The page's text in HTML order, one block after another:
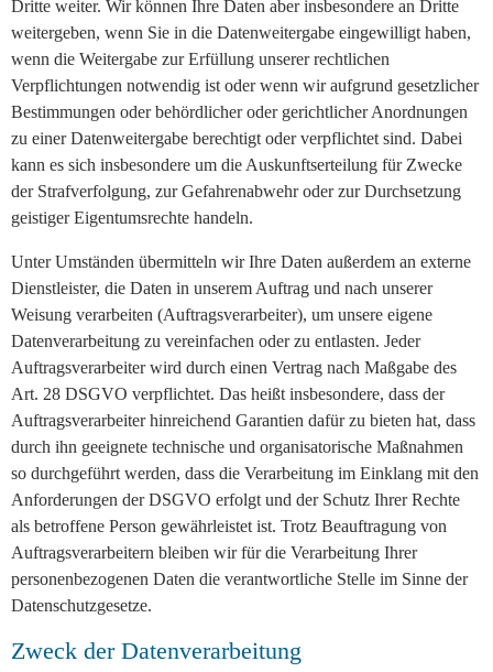
Dritte weiter. Wir können Ihre Daten aber insbesondere an Dritte
weitergeben, wenn Sie in die Datenweitergabe eingewilligt haben,
wenn die Weitergabe zur Erfüllung unserer rechtlichen
Verpflichtungen notwendig ist oder wenn wir aufgrund gesetzlicher
Bestimmungen oder behördlicher oder gerichtlicher Anordnungen
zu einer Datenweitergabe berechtigt oder verpflichtet sind. Dabei
kann es sich insbesondere um die Auskunftserteilung für Zwecke
der Strafverfolgung, zur Gefahrenabwehr oder zur Durchsetzung
geistiger Eigentumsrechte handeln.
Unter Umständen übermitteln wir Ihre Daten außerdem an externe
Dienstleister, die Daten in unserem Auftrag und nach unserer
Weisung verarbeiten (Auftragsverarbeiter), um unsere eigene
Datenverarbeitung zu vereinfachen oder zu entlasten. Jeder
Auftragsverarbeiter wird durch einen Vertrag nach Maßgabe des
Art. 28 DSGVO verpflichtet. Das heißt insbesondere, dass der
Auftragsverarbeiter hinreichend Garantien dafür zu bieten hat, dass
durch ihn geeignete technische und organisatorische Maßnahmen
so durchgeführt werden, dass die Verarbeitung im Einklang mit den
Anforderungen der DSGVO erfolgt und der Schutz Ihrer Rechte
als betroffene Person gewährleistet ist. Trotz Beauftragung von
Auftragsverarbeitern bleiben wir für die Verarbeitung Ihrer
personenbezogenen Daten die verantwortliche Stelle im Sinne der
Datenschutzgesetze.
Zweck der Datenverarbeitung